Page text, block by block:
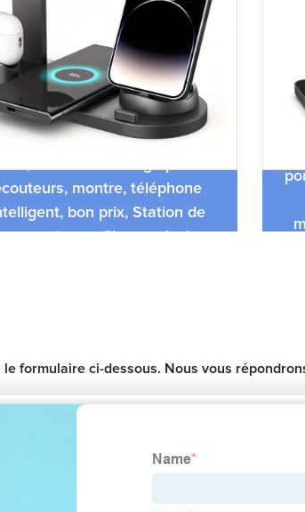
de chargeur rapide 6 en 1
montre, téléphone
bon prix, Station de
sans fil pour plusieurs
formulaire ci-dessous. Nous vous